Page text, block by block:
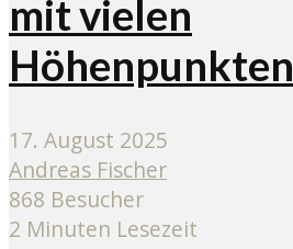
mit vielen
Höhenpunkten
17. August 2025
Andreas Fischer
868 Besucher
2 Minuten Lesezeit